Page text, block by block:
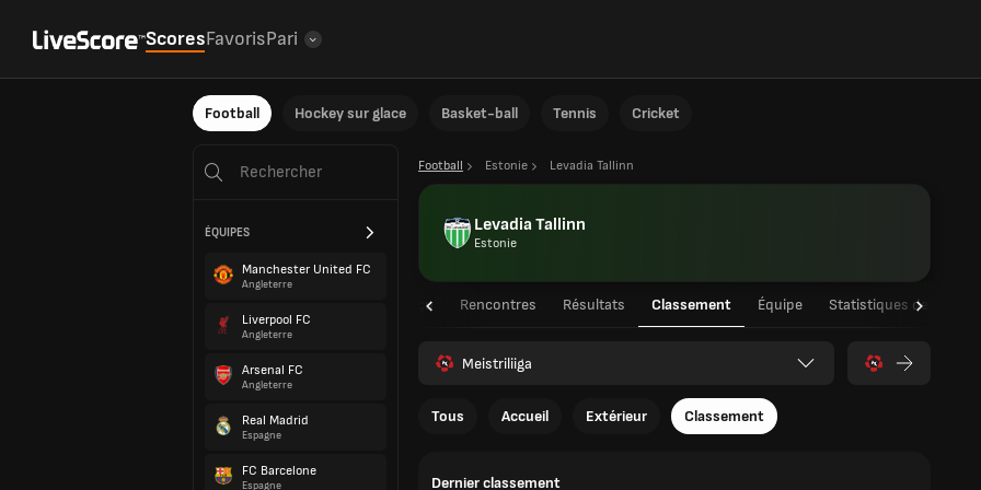
ScoresFavorisPari
Football Hockey sur glace Basket-ball Tennis Cricket
ÉQUIPES
Manchester United FC
Angleterre
Liverpool FC
Angleterre
Arsenal FC
Angleterre
Real Madrid
Espagne
FC Barcelone
Espagne
Football Estonie Levadia Tallinn
Levadia Tallinn
Estonie
Aperçu Rencontres Résultats Classement Équipe Statistiques des joueurs
Meistriliiga
Tous Accueil Extérieur Classement
Dernier classement